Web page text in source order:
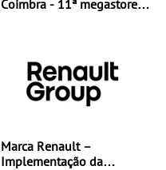
Coimbra - 11ª megastore
Marca Renault –
Implementação da